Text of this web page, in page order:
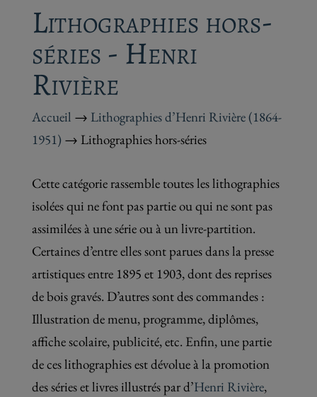
Lithographies hors-
séries - Henri
Rivière
Accueil → Lithographies d’Henri Rivière (1864-
1951) → Lithographies hors-séries
Cette catégorie rassemble toutes les lithographies
isolées qui ne font pas partie ou qui ne sont pas
assimilées à une série ou à un livre-partition.
Certaines d’entre elles sont parues dans la presse
artistiques entre 1895 et 1903, dont des reprises
de bois gravés. D’autres sont des commandes :
Illustration de menu, programme, diplômes,
affiche scolaire, publicité, etc. Enfin, une partie
de ces lithographies est dévolue à la promotion
des séries et livres illustrés par d’Henri Rivière,